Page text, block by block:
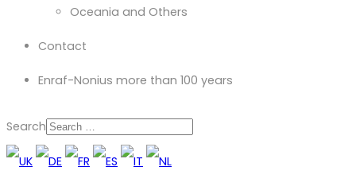
Oceania and Others
Contact
Enraf-Nonius more than 100 years
Search